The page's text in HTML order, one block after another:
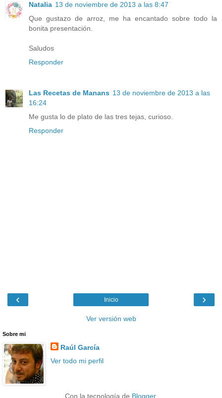
Natalia 13 de noviembre de 2013 a las 8:47
Que gustazo de arroz, me ha encantado sobre todo la
bonita presentación.
Saludos
Responder
Las Recetas de Manans 13 de noviembre de 2013 a las
16:24
Me gusta lo de plato de las tres tejas, curioso.
Responder
‹ ›
Inicio
Ver versión web
Sobre mi
Raúl García
Ver todo mi perfil
Con la tecnología de Blogger.